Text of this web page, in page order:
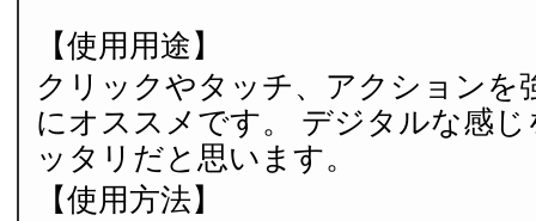
【使用用途】
クリックやタッチ、アクションを
にオススメです。 デジタルな感
ッタリだと思います。
【使用方法】